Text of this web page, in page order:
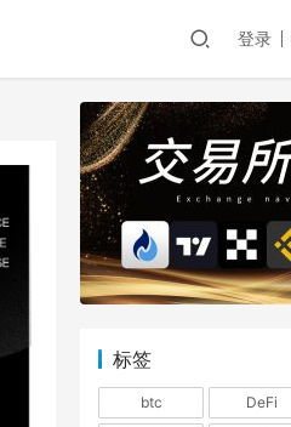
登录
标签
btc DeFi